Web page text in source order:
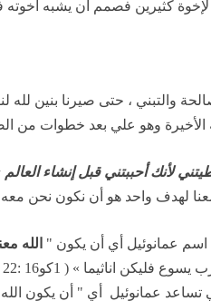
والتبني ، حتى صيرنا بنين لله
الأخيرة وهو علي بعد خطوات من
لأنك أحببتني قبل إنشاء العالم
لهدف واحد هو أن نكون نحن
اسم عمانوئيل أي أن يكون " الله
تساعد عمانوئيل
أي " أن يكون